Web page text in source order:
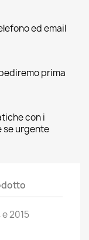
ed email
prima
con i
se urgente
2015